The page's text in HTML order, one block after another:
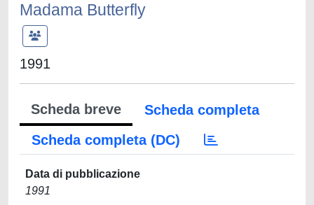
Madama Butterfly
1991
Scheda breve
Scheda completa
Scheda completa (DC)
Data di pubblicazione
1991